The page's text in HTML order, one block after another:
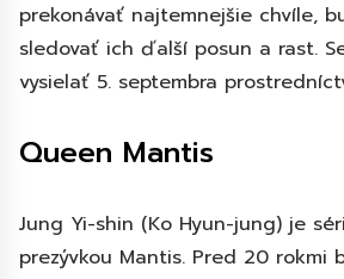
prekonávať najtemnejšie chvíle,
sledovať ich ďalší posun a rast.
vysielať 5. septembra
Queen Mantis
Jung Yi-shin (Ko Hyun-jung) je
prezývkou Mantis. Pred 20 rokmi